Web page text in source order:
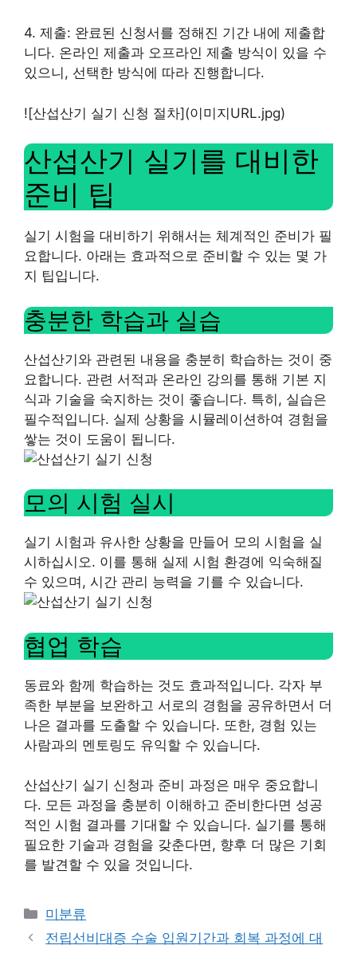
4. 제출: 완료된 신청서를 정해진 기간 내에 제출합
니다. 온라인 제출과 오프라인 제출 방식이 있을 수
있으니, 선택한 방식에 따라 진행합니다.
![산섭산기 실기 신청 절차](이미지URL.jpg)
산섭산기 실기를 대비한
준비 팁
실기 시험을 대비하기 위해서는 체계적인 준비가 필
요합니다. 아래는 효과적으로 준비할 수 있는 몇 가
지 팁입니다.
충분한 학습과 실습
산섭산기와 관련된 내용을 충분히 학습하는 것이 중
요합니다. 관련 서적과 온라인 강의를 통해 기본 지
식과 기술을 숙지하는 것이 좋습니다. 특히, 실습은
필수적입니다. 실제 상황을 시뮬레이션하여 경험을
쌓는 것이 도움이 됩니다.
모의 시험 실시
실기 시험과 유사한 상황을 만들어 모의 시험을 실
시하십시오. 이를 통해 실제 시험 환경에 익숙해질
수 있으며, 시간 관리 능력을 기를 수 있습니다.
협업 학습
동료와 함께 학습하는 것도 효과적입니다. 각자 부
족한 부분을 보완하고 서로의 경험을 공유하면서 더
나은 결과를 도출할 수 있습니다. 또한, 경험 있는
사람과의 멘토링도 유익할 수 있습니다.
산섭산기 실기 신청과 준비 과정은 매우 중요합니
다. 모든 과정을 충분히 이해하고 준비한다면 성공
적인 시험 결과를 기대할 수 있습니다. 실기를 통해
필요한 기술과 경험을 갖춘다면, 향후 더 많은 기회
를 발견할 수 있을 것입니다.
Categories
미분류
전립선비대증 수술 입원기간과 회복 과정에 대